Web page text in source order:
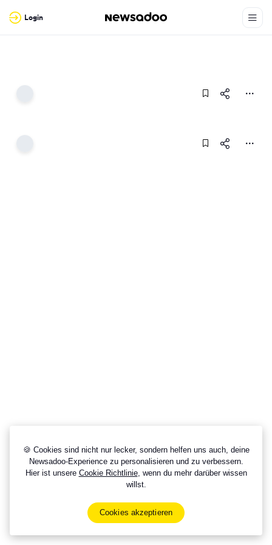
🍪 Cookies sind nicht nur lecker, sondern helfen uns auch, deine
Newsadoo-Experience zu personalisieren und zu verbessern.
Hier ist unsere Cookie Richtlinie, wenn du mehr darüber wissen
willst.
Cookies akzeptieren
Login